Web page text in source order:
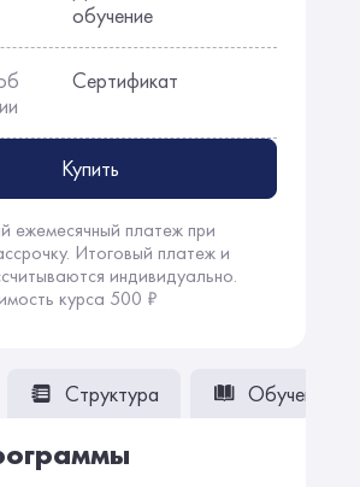
Структура Обучение
обучение
Сертификат
Купить
ежемесячный платеж при
Итоговый платеж и
индивидуально.
курса 500 ₽